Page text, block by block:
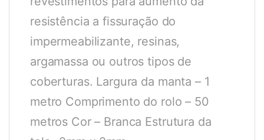
resistência a fissuração do
impermeabilizante, resinas,
argamassa ou outros tipos de
coberturas. Largura da manta – 1
metro Comprimento do rolo – 50
metros Cor – Branca Estrutura da